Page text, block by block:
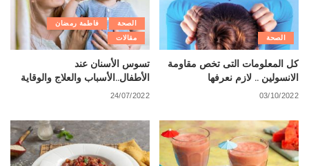
الصحة
كل المعلومات التى تخص مقاومة
الانسولين .. لازم نعرفها
03/10/2022
الصحة
فاطمة رمضان
مقالات
تسوس الأسنان عند
الأطفال..الأسباب والعلاج والوقاية
24/07/2022